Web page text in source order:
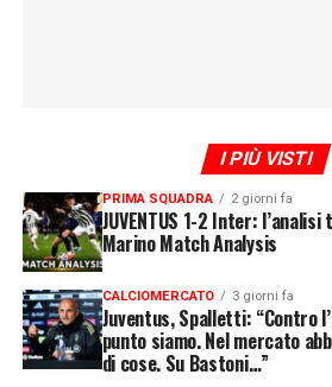
I PIÙ VISTI
PRIMA SQUADRA 2 giorni fa
JUVENTUS 1-2 Inter:
Marino Match Analysis
CALCIOMERCATO 3 giorni fa
Juventus, Spalletti: “Contro
punto siamo. Nel mercato
di cose. Su Bastoni…”